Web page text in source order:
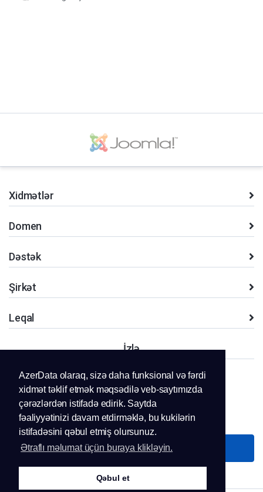
AzerData olaraq, sizə daha funksional və fərdi
xidmət təklif etmək məqsədilə veb-saytımızda
çərəzlərdən istifadə edirik. Saytda
fəaliyyətinizi davam etdirməklə, bu kukilərin
istifadəsini qəbul etmiş olursunuz.
Ətraflı məlumat üçün buraya klikləyin.
Qəbul et
Xidmətlər
Domen
Dəstək
Şirkət
Leqal
İzlə
+994.51 281 41 11
Bizimlə əlaqə saxlayın